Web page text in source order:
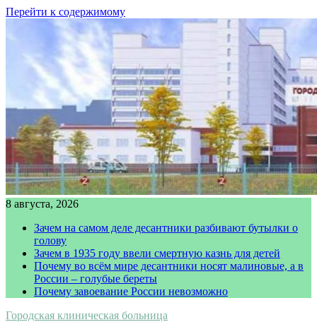
Перейти к содержимому
8 августа, 2026
Зачем на самом деле десантники разбивают бутылки о
голову
Зачем в 1935 году ввели смертную казнь для детей
Почему во всём мире десантники носят малиновые, а в
России – голубые береты
Почему завоевание России невозможно
Городская клиническая больница